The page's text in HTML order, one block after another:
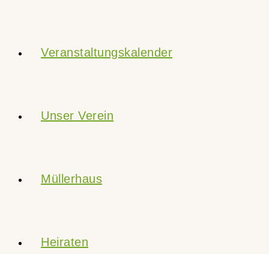
Veranstaltungskalender
Unser Verein
Müllerhaus
Heiraten